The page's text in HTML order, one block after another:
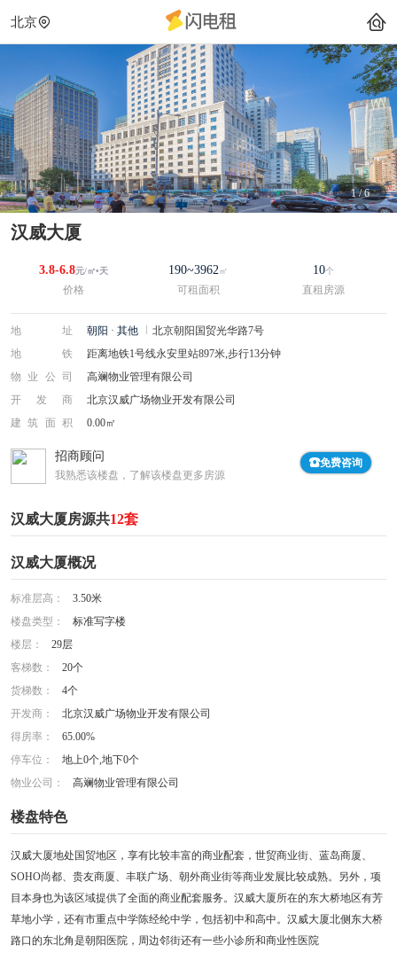
北京
1/6
汉威大厦
3.8-6.8元/㎡•天
价格
190~3962㎡
可租面积
10个
直租房源
地址 朝阳 · 其他
北京朝阳国贸光华路7号
地铁
距离地铁1号线永安里站897米,步行13分钟
物业公司
高斓物业管理有限公司
开发商
北京汉威广场物业开发有限公司
建筑面积
0.00㎡
招商顾问
我熟悉该楼盘，了解该楼盘更多房源
免费咨询
汉威大厦房源共12套
汉威大厦概况
标准层高：
3.50米
楼盘类型：
标准写字楼
楼层：
29层
客梯数：
20个
货梯数：
4个
开发商：
北京汉威广场物业开发有限公司
得房率：
65.00%
停车位：
地上0个,地下0个
物业公司：
高斓物业管理有限公司
楼盘特色
汉威大厦地处国贸地区，享有比较丰富的商业配套，世贸商业街、蓝岛商厦、
SOHO尚都、贵友商厦、丰联广场、朝外商业街等商业发展比较成熟。另外，项
目本身也为该区域提供了全面的商业配套服务。汉威大厦所在的东大桥地区有芳
草地小学，还有市重点中学陈经纶中学，包括初中和高中。汉威大厦北侧东大桥
路口的东北角是朝阳医院，周边邻街还有一些小诊所和商业性医院